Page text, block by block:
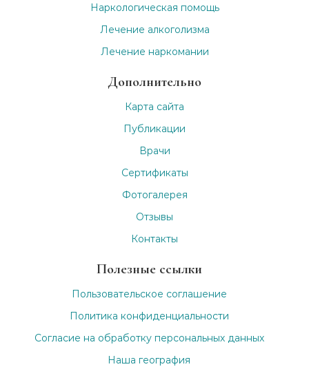
Наркологическая помощь
Лечение алкоголизма
Лечение наркомании
Дополнительно
Карта сайта
Публикации
Врачи
Сертификаты
Фотогалерея
Отзывы
Контакты
Полезные ссылки
Пользовательское соглашение
Политика конфиденциальности
Согласие на обработку персональных данных
Наша география